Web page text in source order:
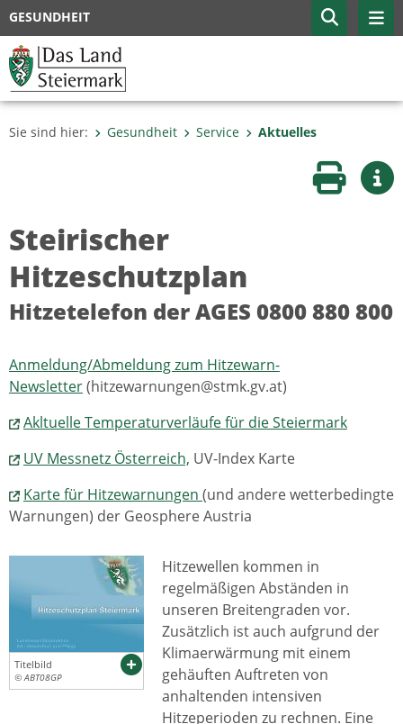
GESUNDHEIT
Sie sind hier: Gesundheit Service Aktuelles
Seite
Steirischer
Hitzeschutzplan
Hitzetelefon der AGES 0800 880 800
Anmeldung/Abmeldung zum Hitzewarn-
Newsletter(hitzewarnungen@stmk.gv.at)
Akltuelle Temperaturverläufe für die Steiermark
UV Messnetz Österreich, UV-Index Karte
Karte für Hitzewarnungen (und andere wetterbedingte
Warnungen) der Geosphere Austria
Titelbild
© ABT08GP
Hitzewellen kommen in
regelmäßigen Abständen in
unseren Breitengraden vor.
Zusätzlich ist auch aufgrund der
Klimaerwärmung mit einem
gehäuften Auftreten von
anhaltenden intensiven
Hitzeperioden zu rechnen. Eine